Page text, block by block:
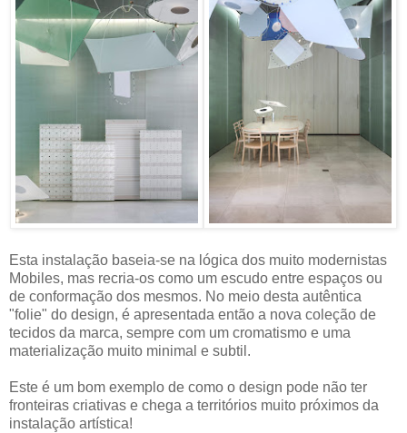
Esta instalação baseia-se na lógica dos muito modernistas
Mobiles, mas recria-os como um escudo entre espaços ou
de conformação dos mesmos. No meio desta autêntica
"folie" do design, é apresentada então a nova coleção de
tecidos da marca, sempre com um cromatismo e uma
materialização muito minimal e subtil.
Este é um bom exemplo de como o design pode não ter
fronteiras criativas e chega a territórios muito próximos da
instalação artística!